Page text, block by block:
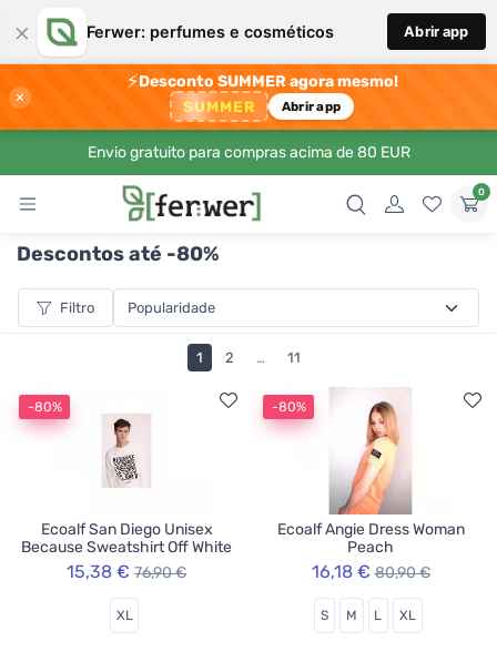
× Ferwer: perfumes e cosméticos Abrir app
×
⚡Desconto SUMMER agora mesmo!
SUMMER Abrir app
Envio gratuito para compras acima de 80 EUR
0
Descontos até -80%
Filtro
1 2 … 11
-80%
Ecoalf San Diego Unisex
Because Sweatshirt Off White
15,38 € 76,90 €
XL
-80%
Ecoalf Angie Dress Woman
Peach
16,18 € 80,90 €
S M L XL